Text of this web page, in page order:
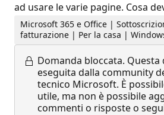
ad usare le varie pagine. Cosa
Microsoft 365 e Office |
fatturazione | Per la casa |
Domanda bloccata. Questa
eseguita dalla community
tecnico Microsoft. È
utile, ma non è possibile
commenti o risposte o